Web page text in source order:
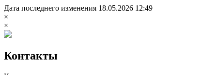
Дата последнего изменения 18.05.2026 12:49
×
×
Контакты